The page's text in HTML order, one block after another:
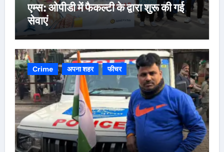
एम्स: ओपीडी में फैकल्टी के द्वारा शुरू की गई
सेवाएं
Crime अपना शहर फीचर